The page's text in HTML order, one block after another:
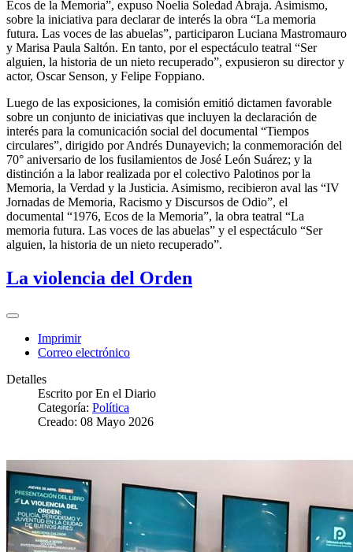
Ecos de la Memoria”, expuso Noelia Soledad Abraja. Asimismo,
sobre la iniciativa para declarar de interés la obra “La memoria
futura. Las voces de las abuelas”, participaron Luciana Mastromauro
y Marisa Paula Saltón. En tanto, por el espectáculo teatral “Ser
alguien, la historia de un nieto recuperado”, expusieron su director y
actor, Oscar Senson, y Felipe Foppiano.
Luego de las exposiciones, la comisión emitió dictamen favorable
sobre un conjunto de iniciativas que incluyen la declaración de
interés para la comunicación social del documental “Tiempos
circulares”, dirigido por Andrés Dunayevich; la conmemoración del
70° aniversario de los fusilamientos de José León Suárez; y la
distinción a la labor realizada por el colectivo Palotinos por la
Memoria, la Verdad y la Justicia. Asimismo, recibieron aval las “IV
Jornadas de Memoria, Racismo y Discursos de Odio”, el
documental “1976, Ecos de la Memoria”, la obra teatral “La
memoria futura. Las voces de las abuelas” y el espectáculo “Ser
alguien, la historia de un nieto recuperado”.
La violencia del Orden
Imprimir
Correo electrónico
Detalles
Escrito porEn el Diario
Categoría: Política
Creado: 08 Mayo 2026